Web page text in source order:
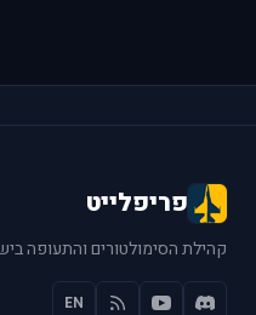
פריפלייט
קהילת הסימולטורים והתעופה
EN